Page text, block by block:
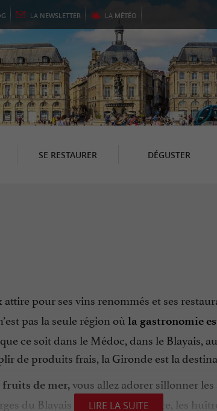
LA NEWSLETTER LA MÉTÉO
SE RESTAURER DÉGUSTER
attire pour ses vins renommés et ses
pas la seule région où la gastronomie
ce soit dans le Médoc, dans le Blayais,
de produits frais, la Gironde est la
de mer,vous allez adorer sillonner
du Blayais à cuisiner au beurre, les
LIRE LA SUITE